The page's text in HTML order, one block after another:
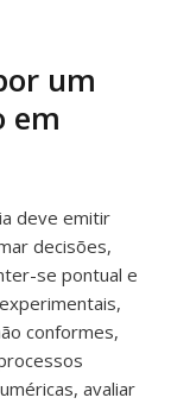
um
em
deve emitir
decisões,
se pontual e
conformes,
avaliar